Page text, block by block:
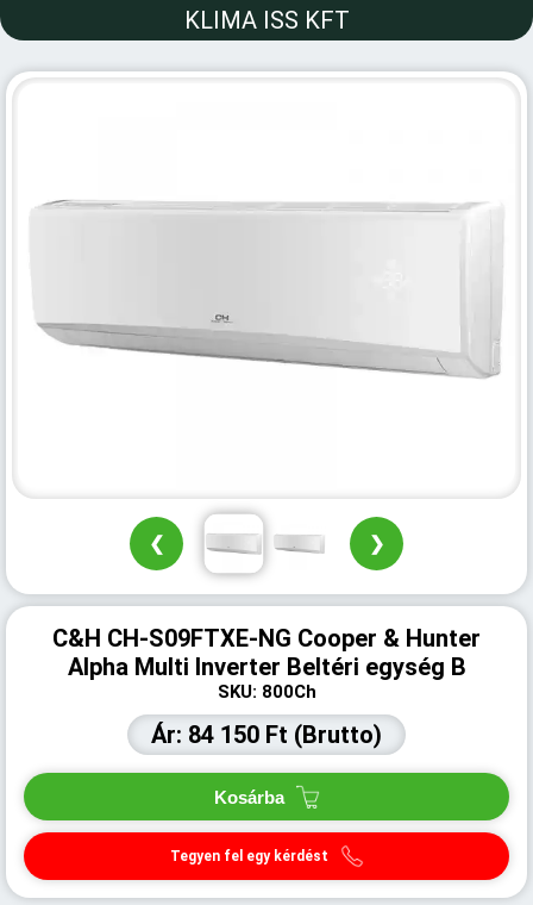
KLIMA ISS KFT
❮ ❯
C&H CH-S09FTXE-NG Cooper & Hunter
Alpha Multi Inverter Beltéri egység B
SKU: 800Ch
Ár: 84 150 Ft (Brutto)
Kosárba
Tegyen fel egy kérdést